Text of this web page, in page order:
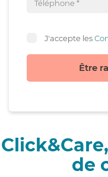
J'accepte les
Être
de